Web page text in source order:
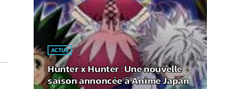
ACTUS
Hunter x Hunter : Une nouvelle
saison annoncée à Anime Japan